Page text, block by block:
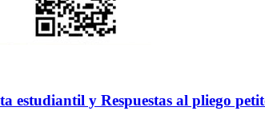
estudiantil y Respuestas al pliego